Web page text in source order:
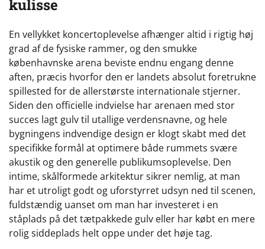
kulisse
En vellykket koncertoplevelse afhænger altid i rigtig høj
grad af de fysiske rammer, og den smukke
københavnske arena beviste endnu engang denne
aften, præcis hvorfor den er landets absolut foretrukne
spillested for de allerstørste internationale stjerner.
Siden den officielle indvielse har arenaen med stor
succes lagt gulv til utallige verdensnavne, og hele
bygningens indvendige design er klogt skabt med det
specifikke formål at optimere både rummets svære
akustik og den generelle publikumsoplevelse. Den
intime, skålformede arkitektur sikrer nemlig, at man
har et utroligt godt og uforstyrret udsyn ned til scenen,
fuldstændig uanset om man har investeret i en
ståplads på det tætpakkede gulv eller har købt en mere
rolig siddeplads helt oppe under det høje tag.